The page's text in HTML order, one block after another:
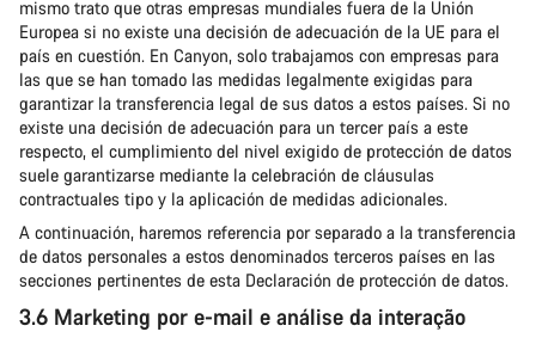
mismo trato que otras empresas mundiales fuera de la Unión
Europea si no existe una decisión de adecuación de la UE para el
país en cuestión. En Canyon, solo trabajamos con empresas para
las que se han tomado las medidas legalmente exigidas para
garantizar la transferencia legal de sus datos a estos países. Si no
existe una decisión de adecuación para un tercer país a este
respecto, el cumplimiento del nivel exigido de protección de datos
suele garantizarse mediante la celebración de cláusulas
contractuales tipo y la aplicación de medidas adicionales.
A continuación, haremos referencia por separado a la transferencia
de datos personales a estos denominados terceros países en las
secciones pertinentes de esta Declaración de protección de datos.
3.6 Marketing por e-mail e análise da interação